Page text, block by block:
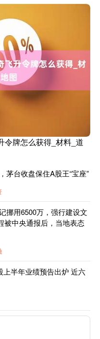
令牌怎么获得_材料_道
茅台收盘保住A股王“宝座”
挪用6500万，强行建设文
被中央通报后，当地表态
上半年业绩预告出炉 近六